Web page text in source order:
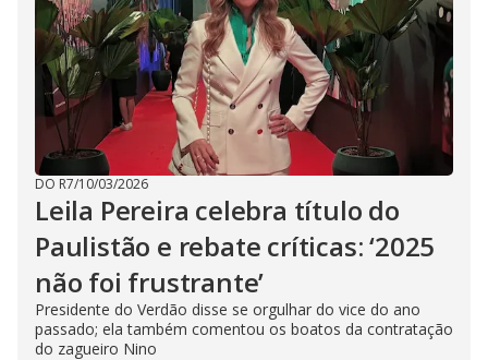
DO R7/10/03/2026
Leila Pereira celebra título do
Paulistão e rebate críticas: ‘2025
não foi frustrante’
Presidente do Verdão disse se orgulhar do vice do ano
passado; ela também comentou os boatos da contratação
do zagueiro Nino